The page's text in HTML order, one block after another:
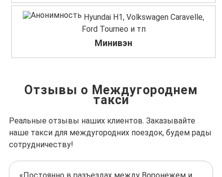
Hyundai H1, Volkswagen Caravelle,
Ford Tourneo и тп
Минивэн
Отзывы о Междугороднем
такси
Реальные отзывы наших клиентов. Заказывайте
наше такси для междугородних поездок, будем рады
сотрудничеству!